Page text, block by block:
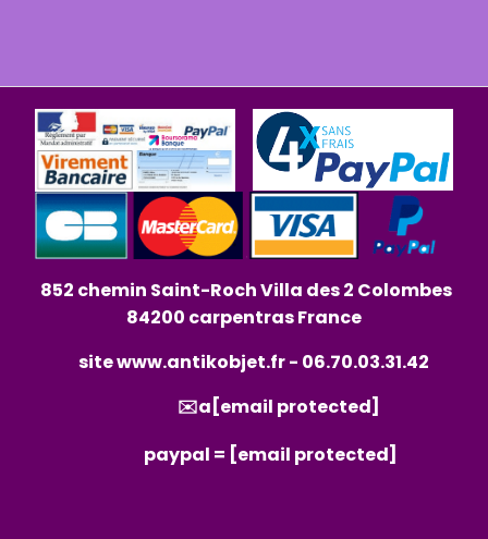
852 chemin Saint-Roch Villa des 2 Colombes
84200 carpentras France
sitewww.antikobjet.fr- 06.70.03.31.42
✉️a [email protected]
paypal = [email protected]